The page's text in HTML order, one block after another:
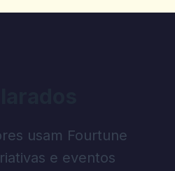
usam Fourtune
e eventos